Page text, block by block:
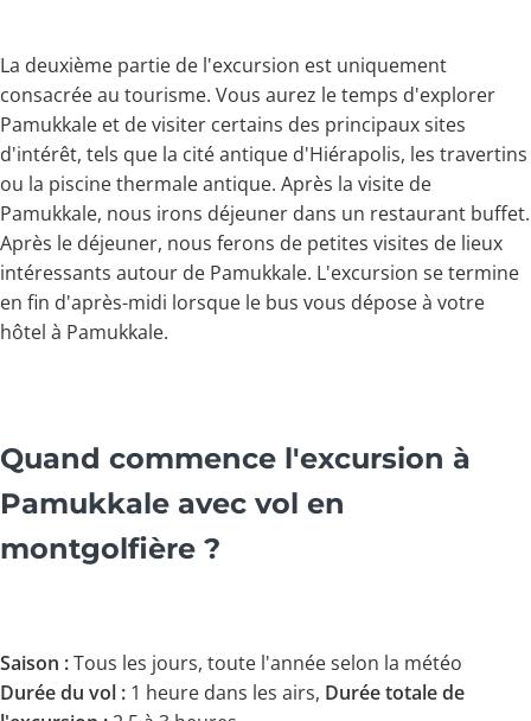
La deuxième partie de l'excursion est uniquement
consacrée au tourisme. Vous aurez le temps d'explorer
Pamukkale et de visiter certains des principaux sites
d'intérêt, tels que la cité antique d'Hiérapolis, les travertins
ou la piscine thermale antique. Après la visite de
Pamukkale, nous irons déjeuner dans un restaurant buffet.
Après le déjeuner, nous ferons de petites visites de lieux
intéressants autour de Pamukkale. L'excursion se termine
en fin d'après-midi lorsque le bus vous dépose à votre
hôtel à Pamukkale.
Quand commence l'excursion à
Pamukkale avec vol en
montgolfière ?
Saison :Tous les jours, toute l'année selon la météo
Durée du vol : 1 heure dans les airs, Durée totale de